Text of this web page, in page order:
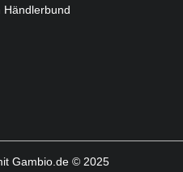
Gambio.de © 2025